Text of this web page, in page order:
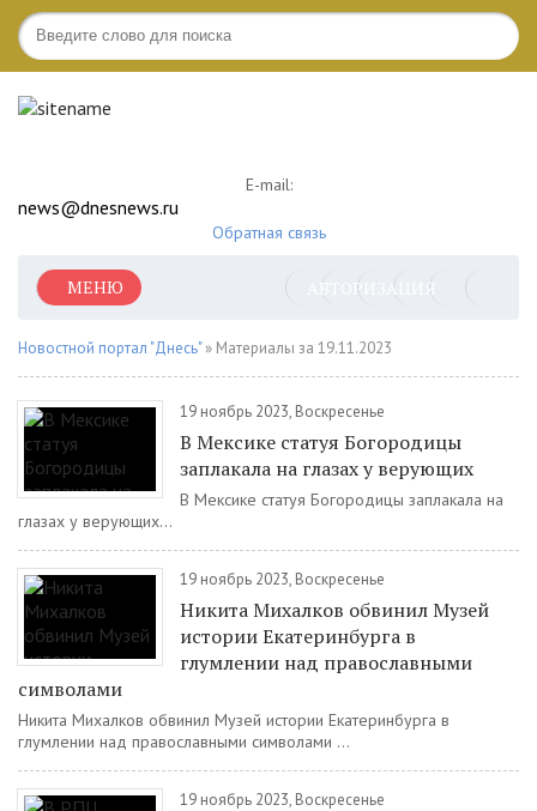
E-mail:
news@dnesnews.ru
Обратная связь
АВТОРИЗАЦИЯ
МЕНЮ
Новостной портал "Днесь"» Материалы за 19.11.2023
19 ноябрь 2023, Воскресенье
В Мексике статуя Богородицы
заплакала на глазах у верующих
В Мексике статуя Богородицы заплакала на
глазах у верующих...
19 ноябрь 2023, Воскресенье
Никита Михалков обвинил Музей
истории Екатеринбурга в
глумлении над православными
символами
Никита Михалков обвинил Музей истории Екатеринбурга в
глумлении над православными символами ...
19 ноябрь 2023, Воскресенье